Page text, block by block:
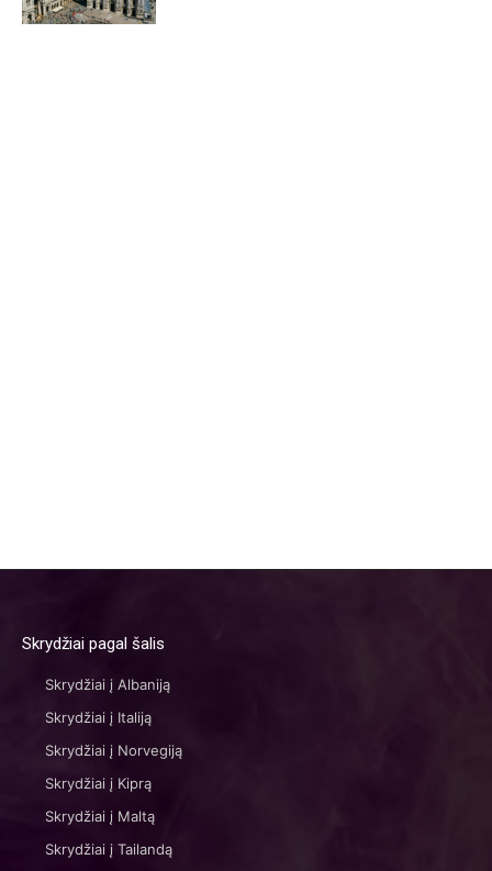
Skrydžiai pagal šalis
Skrydžiai į Albaniją
Skrydžiai į Italiją
Skrydžiai į Norvegiją
Skrydžiai į Kiprą
Skrydžiai į Maltą
Skrydžiai į Tailandą